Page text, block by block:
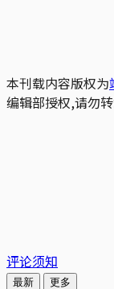
本刊载内容版权为
编辑部授权,请勿
评论须知
最新 更多